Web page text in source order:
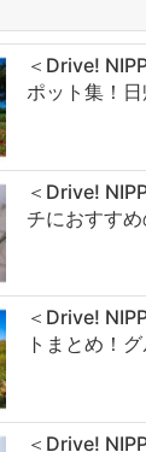
＜Drive!
ポット集！
＜Drive!
チにおすす
＜Drive!
トまとめ！
＜Drive!